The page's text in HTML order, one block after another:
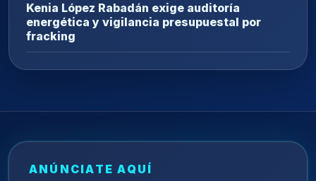
Kenia López Rabadán exige auditoría
energética y vigilancia presupuestal por
fracking
ANÚNCIATE AQUÍ